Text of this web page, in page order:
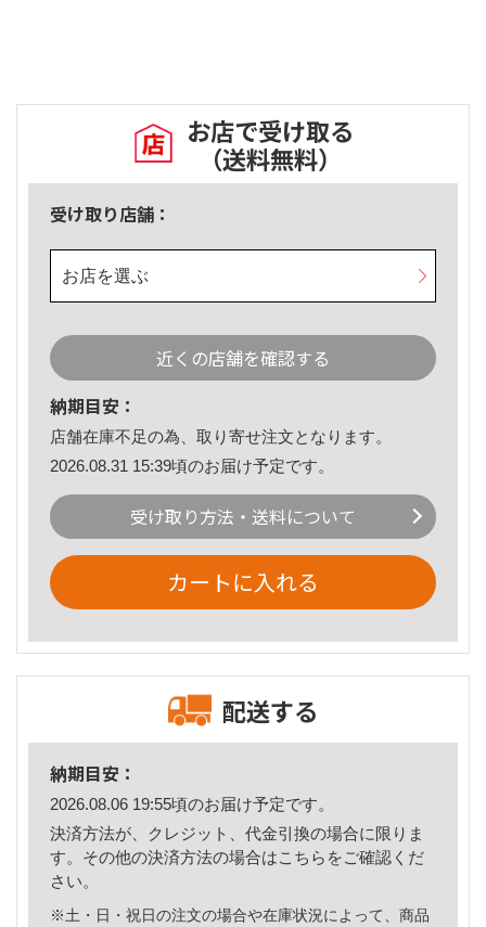
お店で受け取る
（送料無料）
受け取り店舗：
お店を選ぶ
近くの店舗を確認する
納期目安：
店舗在庫不足の為、取り寄せ注文となります。
2026.08.31 15:39頃のお届け予定です。
受け取り方法・送料について
カートに入れる
配送する
納期目安：
2026.08.06 19:55頃のお届け予定です。
決済方法が、クレジット、代金引換の場合に限りま
す。その他の決済方法の場合はこちら をご確認くだ
さい。
※土・日・祝日の注文の場合や在庫状況によって、商品